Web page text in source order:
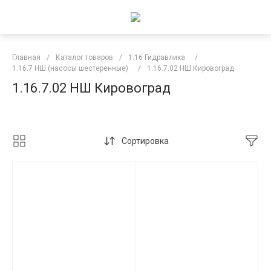
Главная / Каталог товаров / 1.16 Гидравлика
/
1.16.7 НШ (насосы шестеренные)
/ 1.16.7.02 НШ Кировоград
1.16.7.02 НШ Кировоград
Сортировка